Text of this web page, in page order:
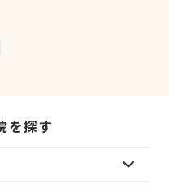
を探す